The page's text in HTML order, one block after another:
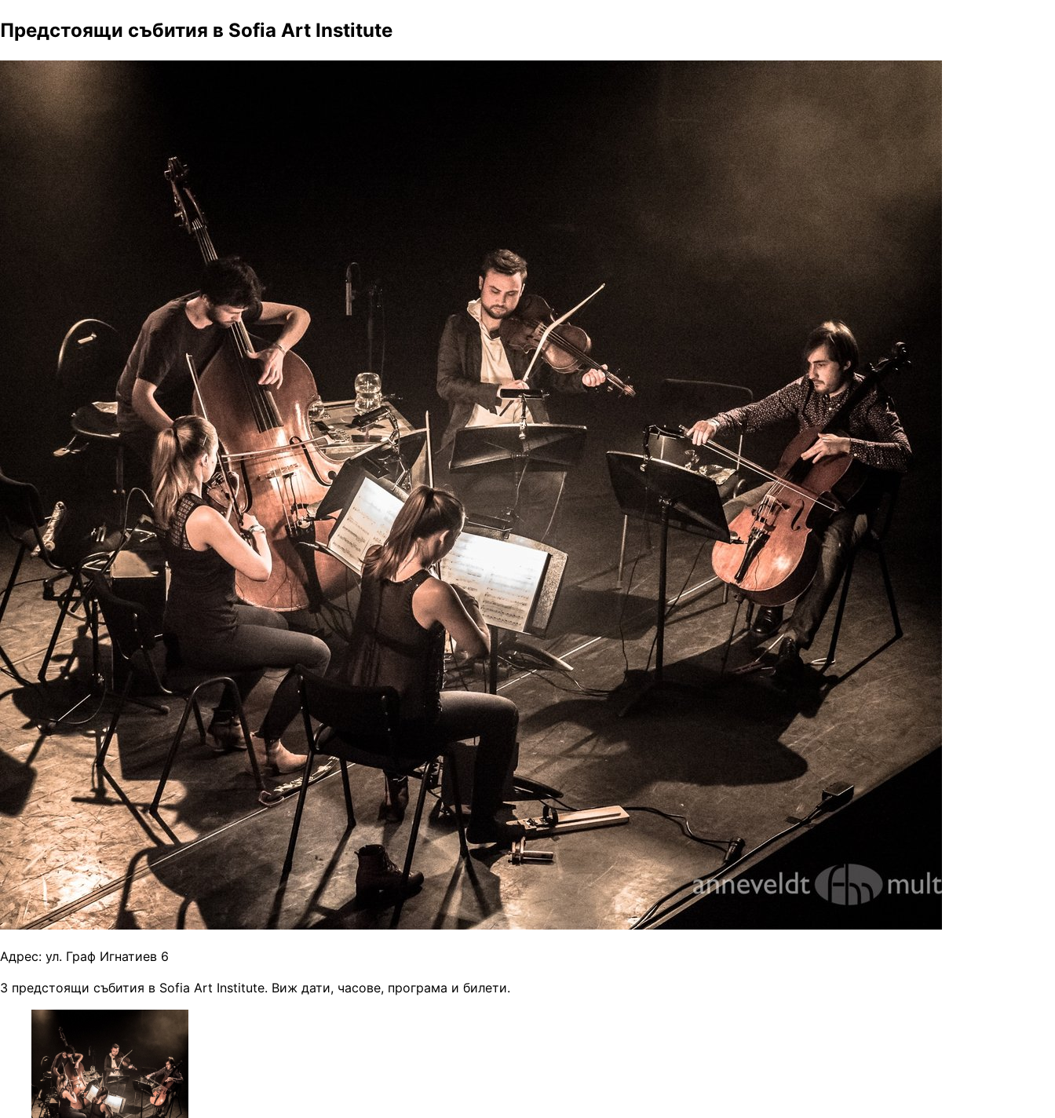
Предстоящи събития в Sofia Art Institute
Адрес: ул. Граф Игнатиев 6
3 предстоящи събития в Sofia Art Institute. Виж дати, часове, програма и билети.